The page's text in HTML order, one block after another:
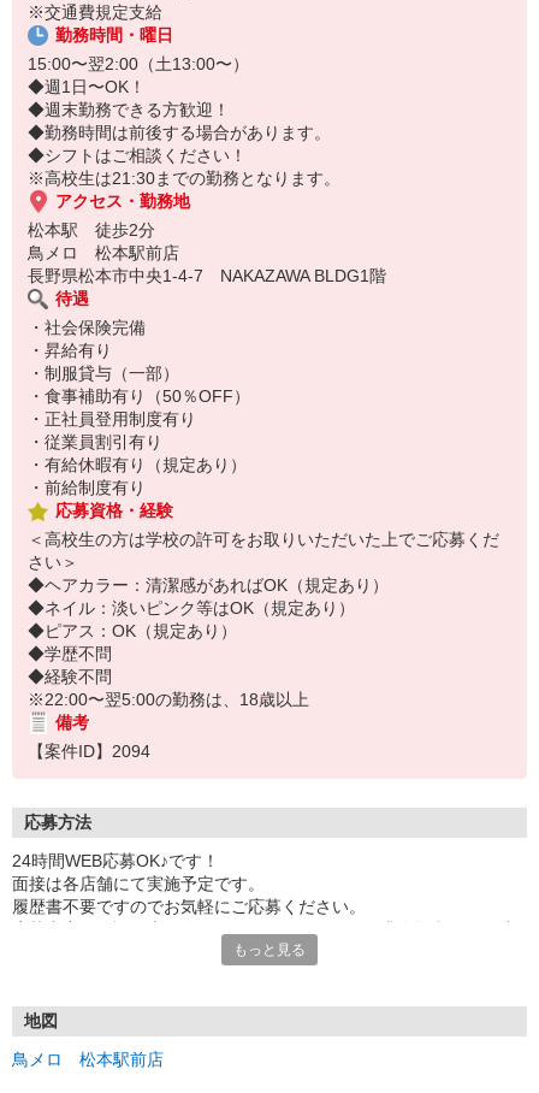
※交通費規定支給
勤務時間・曜日
15:00〜翌2:00（土13:00〜）
◆週1日〜OK！
◆週末勤務できる方歓迎！
◆勤務時間は前後する場合があります。
◆シフトはご相談ください！
※高校生は21:30までの勤務となります。
アクセス・勤務地
松本駅 徒歩2分
鳥メロ 松本駅前店
長野県松本市中央1-4-7 NAKAZAWA BLDG1階
待遇
・社会保険完備
・昇給有り
・制服貸与（一部）
・食事補助有り（50％OFF）
・正社員登用制度有り
・従業員割引有り
・有給休暇有り（規定あり）
・前給制度有り
応募資格・経験
＜高校生の方は学校の許可をお取りいただいた上でご応募くだ
さい＞
◆ヘアカラー：清潔感があればOK（規定あり）
◆ネイル：淡いピンク等はOK（規定あり）
◆ピアス：OK（規定あり）
◆学歴不問
◆経験不問
※22:00〜翌5:00の勤務は、18歳以上
備考
【案件ID】2094
応募方法
24時間WEB応募OK♪です！
面接は各店舗にて実施予定です。
履歴書不要ですのでお気軽にご応募ください。
メールが届くのでドメイン解除をお願いします。
もっと見る
地図
鳥メロ 松本駅前店